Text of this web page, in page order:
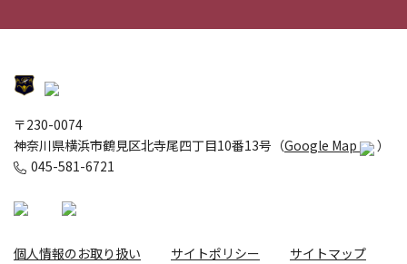
〒230-0074
神奈川県横浜市鶴見区北寺尾四丁目10番13号（Google Map
）
045-581-6721
個人情報のお取り扱い サイトポリシー サイトマップ